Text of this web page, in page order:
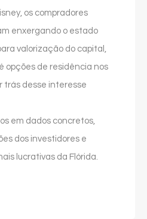
os compradores
enxergando o estado
valorização do capital,
opções de residência nos
trás desse interesse
em dados concretos,
dos investidores e
lucrativas da Flórida.